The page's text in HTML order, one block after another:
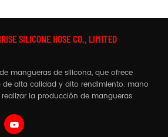
SILICONE HOSE CO., LIMITED
mangueras de silicona, que ofrece
de alta calidad y alto rendimiento. mano
la producción de mangueras